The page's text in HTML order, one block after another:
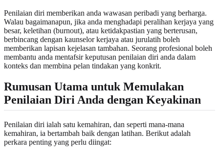
Penilaian diri memberikan anda wawasan peribadi yang berharga.
Walau bagaimanapun, jika anda menghadapi peralihan kerjaya yang
besar, keletihan (burnout), atau ketidakpastian yang berterusan,
berbincang dengan kaunselor kerjaya atau jurulatih boleh
memberikan lapisan kejelasan tambahan. Seorang profesional boleh
membantu anda mentafsir keputusan penilaian diri anda dalam
konteks dan membina pelan tindakan yang konkrit.
Rumusan Utama untuk Memulakan
Penilaian Diri Anda dengan Keyakinan
Penilaian diri ialah satu kemahiran, dan seperti mana-mana
kemahiran, ia bertambah baik dengan latihan. Berikut adalah
perkara penting yang perlu diingat: